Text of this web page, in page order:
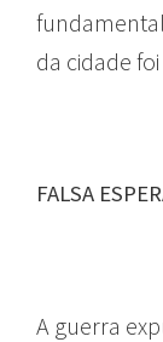
da cidade
FALSA
A guerra